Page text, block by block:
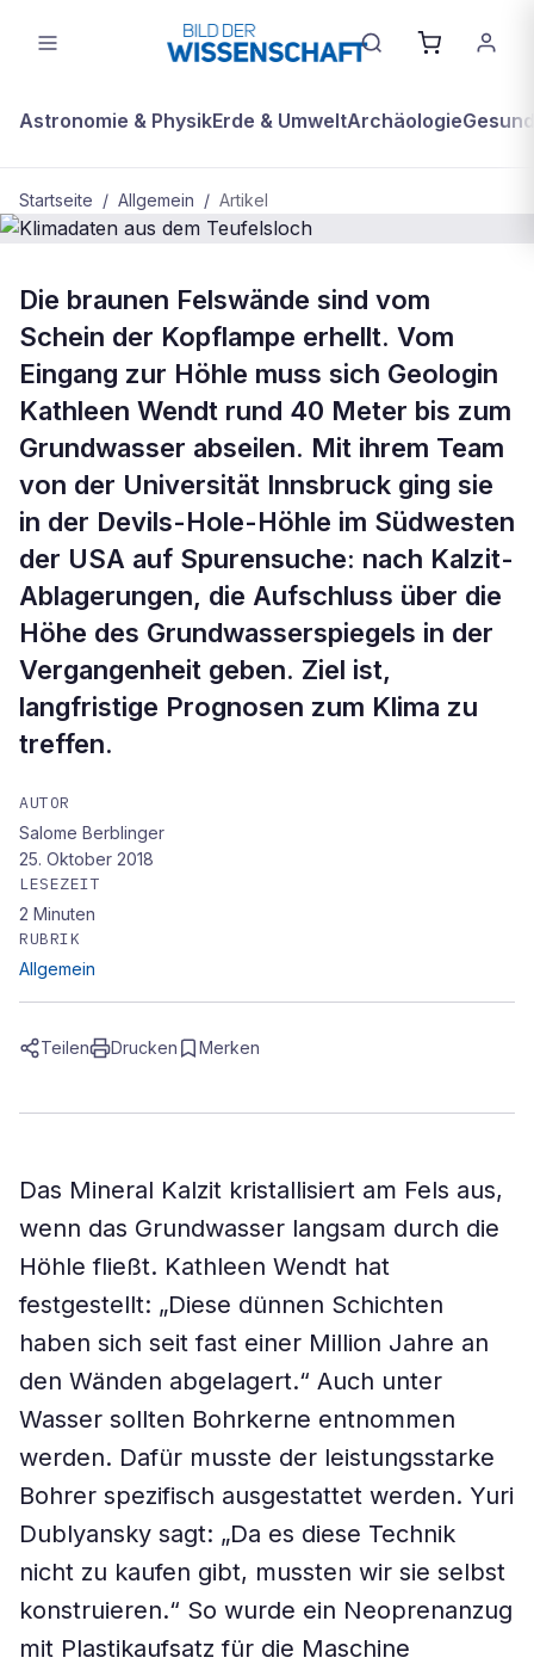
Astronomie & PhysikErde & UmweltArchäologie
Startseite / Allgemein / Artikel
Klimadaten aus dem Teufelsloch
Die braunen Felswände sind vom
Schein der Kopflampe erhellt. Vom
Eingang zur Höhle muss sich Geologin
Kathleen Wendt rund 40 Meter bis zum
Grundwasser abseilen. Mit ihrem Team
von der Universität Innsbruck ging sie
in der Devils-Hole-Höhle im Südwesten
der USA auf Spurensuche: nach Kalzit-
Ablagerungen, die Aufschluss über die
Höhe des Grundwasserspiegels in der
Vergangenheit geben. Ziel ist,
langfristige Prognosen zum Klima zu
treffen.
AUTOR
Salome Berblinger
25. Oktober 2018
LESEZEIT
2 Minuten
RUBRIK
Allgemein
Teilen Drucken Merken
Das Mineral Kalzit kristallisiert am Fels aus,
wenn das Grundwasser langsam durch die
Höhle fließt. Kathleen Wendt hat
festgestellt: „Diese dünnen Schichten
haben sich seit fast einer Million Jahre an
den Wänden abgelagert.“ Auch unter
Wasser sollten Bohrkerne entnommen
werden. Dafür musste der leistungsstarke
Bohrer spezifisch ausgestattet werden. Yuri
Dublyansky sagt: „Da es diese Technik
nicht zu kaufen gibt, mussten wir sie selbst
konstruieren.“ So wurde ein Neoprenanzug
mit Plastikaufsatz für die Maschine